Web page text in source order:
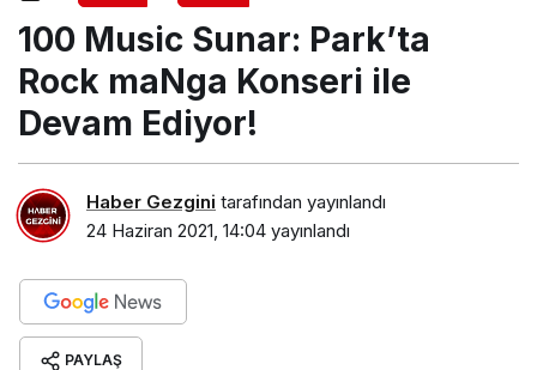
Devam Ediyor!
100 Music Sunar: Park’ta
Rock maNga Konseri ile
Devam Ediyor!
Haber Gezgini tarafından yayınlandı
24 Haziran 2021, 14:04 yayınlandı
PAYLAŞ